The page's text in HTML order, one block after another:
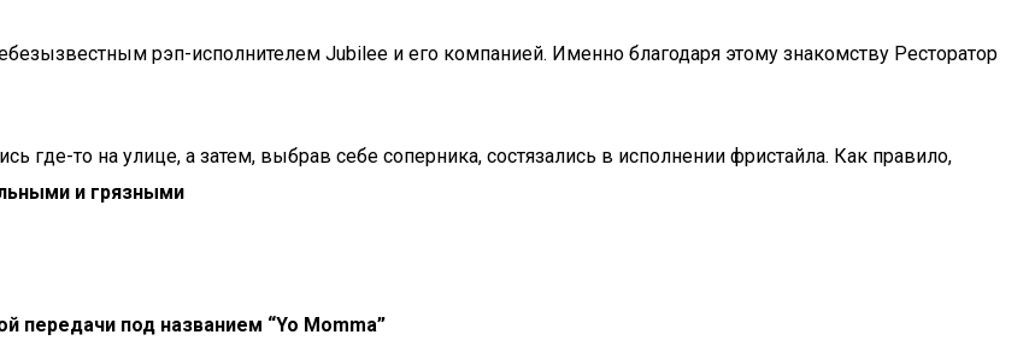
рэп-исполнителем Jubilee и его компанией. Именно благодаря этому знакомству Ресторатор
где-то на улице, а затем, выбрав себе соперника, состязались в исполнении фристайла. Как правило,
и грязными
передачи под названием “Yo Momma”